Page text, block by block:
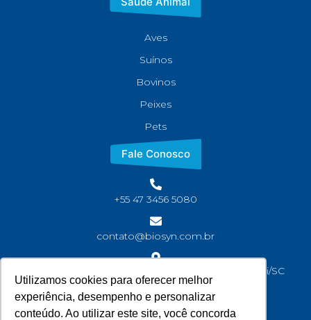
Utilizamos cookies para oferecer melhor
experiência, desempenho e personalizar
conteúdo. Ao utilizar este site, você concorda
Aves
Suínos
Bovinos
Peixes
Pets
Fale Conosco
+55 47 3456 5080
contato@biosyn.com.br
Rua João Jaime Faria, S/N Bairro Corveta, Araquari/SC
CEP: 89245-000